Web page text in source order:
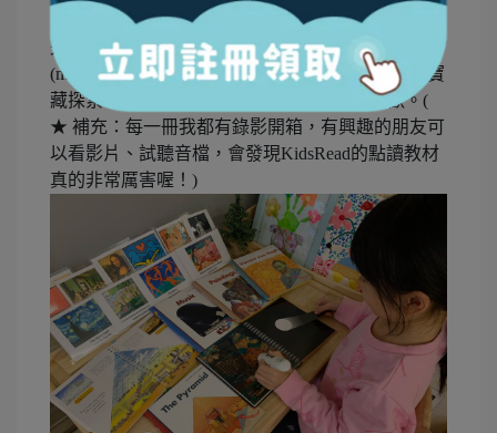
麗與歷史的雄偉。更棒的是，其中《Lost Treasure
失落的寶藏》，還有特別搭配「神奇手電筒」
(magic torch)，讓小朋友能夠深入海底與地層進行寶
藏探索，充滿趣味的神秘感，孩子會非常喜歡。(
★ 補充：每一冊我都有錄影開箱，有興趣的朋友可
以看影片、試聽音檔，會發現KidsRead的點讀教材
真的非常厲害喔！)